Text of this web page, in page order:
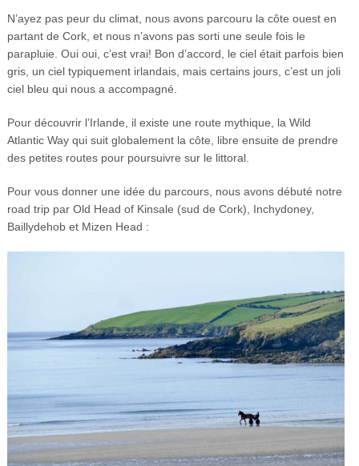
N’ayez pas peur du climat, nous avons parcouru la côte ouest en
partant de Cork, et nous n’avons pas sorti une seule fois le
parapluie. Oui oui, c’est vrai! Bon d’accord, le ciel était parfois bien
gris, un ciel typiquement irlandais, mais certains jours, c’est un joli
ciel bleu qui nous a accompagné.
Pour découvrir l’Irlande, il existe une route mythique, la Wild
Atlantic Way qui suit globalement la côte, libre ensuite de prendre
des petites routes pour poursuivre sur le littoral.
Pour vous donner une idée du parcours, nous avons débuté notre
road trip par Old Head of Kinsale (sud de Cork), Inchydoney,
Baillydehob et Mizen Head :